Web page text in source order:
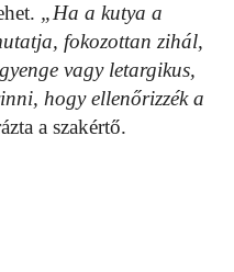
„Ha a kutya a
fokozottan zihál,
vagy letargikus,
hogy ellenőrizzék a
a szakértő.